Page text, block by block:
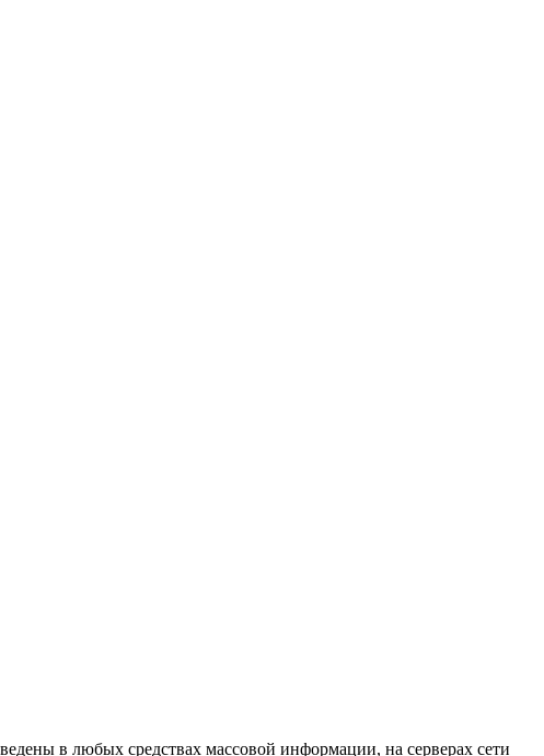
в любых средствах массовой информации, на серверах сети